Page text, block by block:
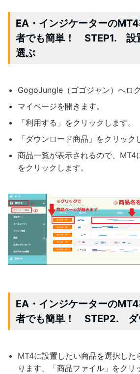
EA・インジケーターの
者でも簡単！ STEP1. 設
選ぶ
GogoJungle（ゴゴジャン）へログ
マイページを開きます。
「利用する」をクリックします。
「ダウンロード商品」をクリック
商品一覧が表示されるので、MT4
をクリックします。
EA・インジケーターの
者でも簡単！ STEP2. ダ
MT4に設置したい商品を選択した
ります、「商品ファイル」をクリ